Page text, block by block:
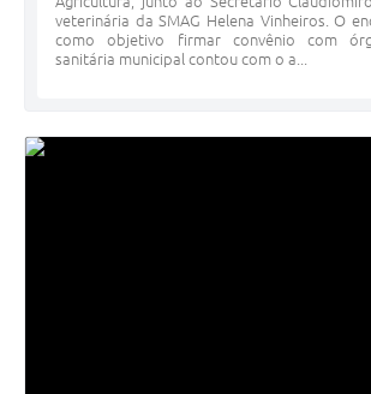
veterinária da SMAG Helena Vinheiros. O
como objetivo firmar convênio com
sanitária municipal contou com o a...